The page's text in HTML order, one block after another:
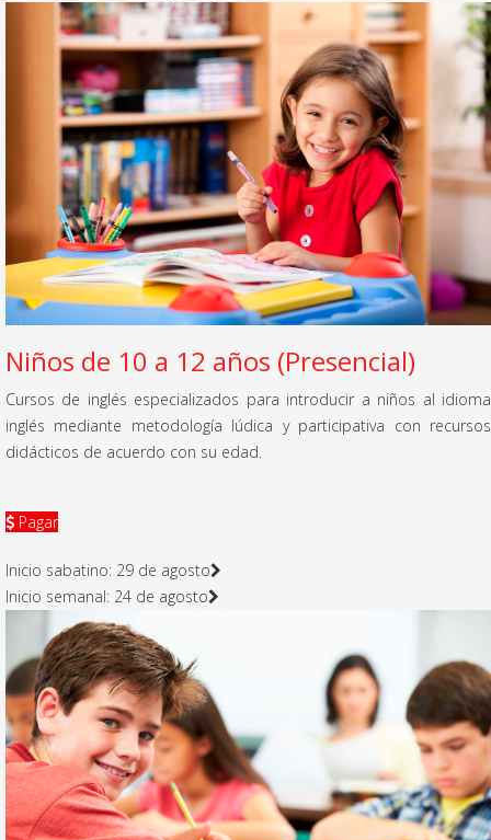
Niños de 10 a 12 años (Presencial)
Cursos de inglés especializados para introducir a niños al idioma
inglés mediante metodología lúdica y participativa con recursos
didácticos de acuerdo con su edad.
Pagar
Inicio sabatino: 29 de agosto
Inicio semanal: 24 de agosto